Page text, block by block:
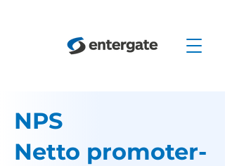
NPS
Netto promoter-